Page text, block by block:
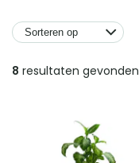
Producten
8 resultaten gevonden